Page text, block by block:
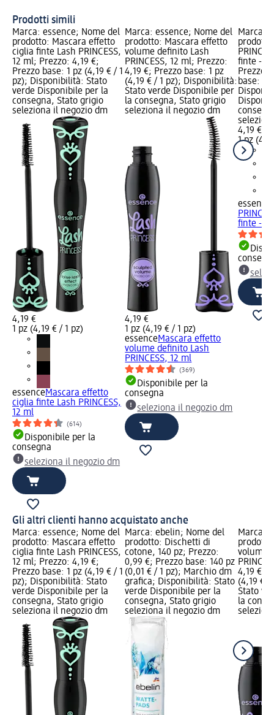
Prodotti simili
Marca: essence; Nome del
prodotto: Mascara effetto
ciglia finte Lash PRINCESS,
12 ml; Prezzo: 4,19 €;
Prezzo base: 1 pz (4,19 € / 1
pz); Disponibilità: Stato
verde Disponibile per la
consegna, Stato grigio
seleziona il negozio dm
4,19 €
1 pz (4,19 € / 1 pz)
essenceMascara effetto
ciglia finte Lash PRINCESS,
12 ml
(614)
Disponibile per la
consegna
seleziona il negozio dm
Marca: essence; Nome del
prodotto: Mascara effetto
volume definito Lash
PRINCESS, 12 ml; Prezzo:
4,19 €; Prezzo base: 1 pz
(4,19 € / 1 pz); Disponibilità:
Stato verde Disponibile per
la consegna, Stato grigio
seleziona il negozio dm
4,19 €
1 pz (4,19 € / 1 pz)
essenceMascara effetto
volume definito Lash
PRINCESS, 12 ml
(369)
Disponibile per la
consegna
seleziona il negozio dm
Marca:
finte -
Prezzo:
base: 1
4,19 €
1 pz
essence
finte -...,
Gli altri clienti hanno acquistato anche
Marca: essence; Nome del
prodotto: Mascara effetto
ciglia finte Lash PRINCESS,
12 ml; Prezzo: 4,19 €;
Prezzo base: 1 pz (4,19 € / 1
pz); Disponibilità: Stato
verde Disponibile per la
consegna, Stato grigio
seleziona il negozio dm
Marca: ebelin; Nome del
prodotto: Dischetti di
cotone, 140 pz; Prezzo:
0,99 €; Prezzo base: 140 pz
(0,01 € / 1 pz); Marchio dm
grafica; Disponibilità: Stato
verde Disponibile per la
consegna, Stato grigio
seleziona il negozio dm
Marca:
volume
4,19 €;
(4,19 € /
Stato
la